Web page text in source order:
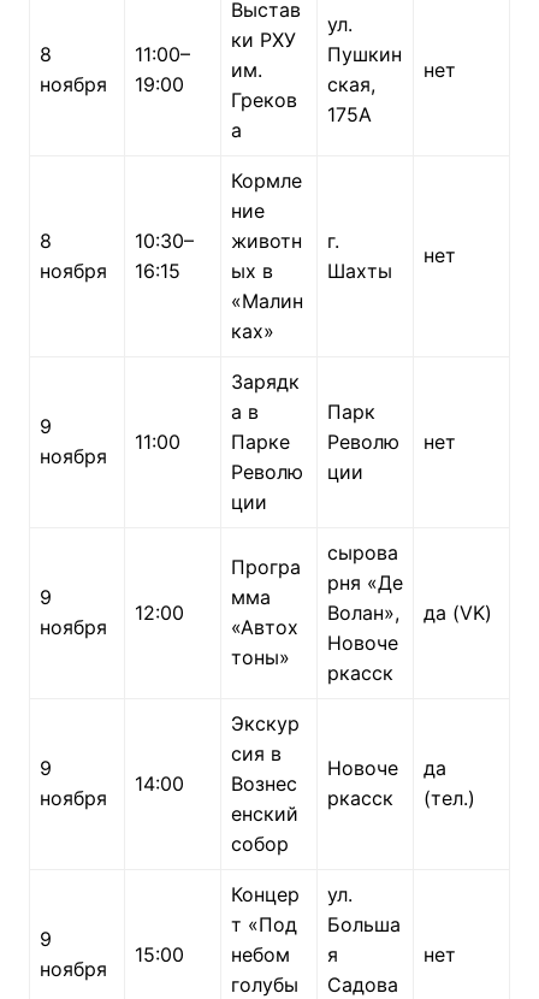
8
ноября
11:00–
19:00
Выстав
ки РХУ
им.
Греков
а
ул.
Пушкин
ская,
175А
нет
8
ноября
10:30–
16:15
Кормле
ние
животн
ых в
«Малин
ках»
г.
Шахты
нет
9
ноября
11:00
Зарядк
а в
Парке
Револю
ции
Парк
Револю
ции
нет
9
ноября
12:00
Програ
мма
«Автох
тоны»
сырова
рня «Де
Волан»,
Новоче
ркасск
да (VK)
9
ноября
14:00
Экскур
сия в
Вознес
енский
собор
Новоче
ркасск
да
(тел.)
9
ноября
15:00
Концер
т «Под
небом
голубы
ул.
Больша
я
Садова
нет